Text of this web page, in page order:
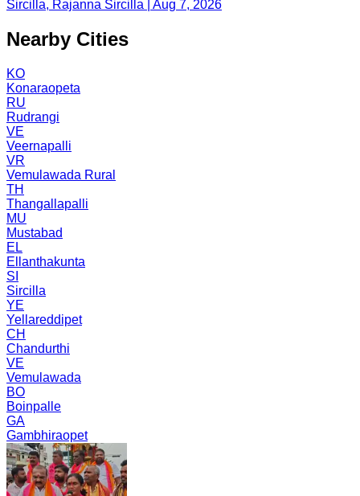
Sircilla, Rajanna Sircilla | Aug 7, 2026
Nearby Cities
KO
Konaraopeta
RU
Rudrangi
VE
Veernapalli
VR
Vemulawada Rural
TH
Thangallapalli
MU
Mustabad
EL
Ellanthakunta
SI
Sircilla
YE
Yellareddipet
CH
Chandurthi
VE
Vemulawada
BO
Boinpalle
GA
Gambhiraopet